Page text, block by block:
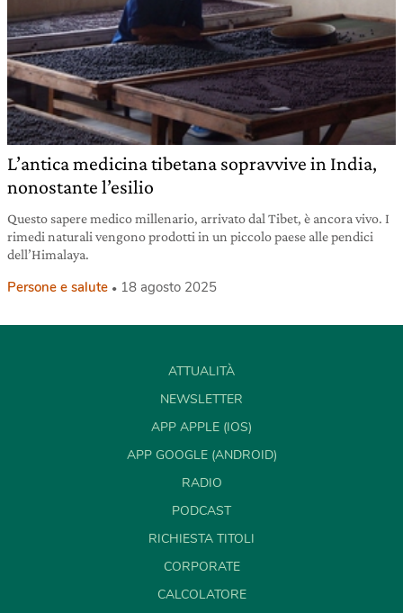
L’antica medicina tibetana sopravvive in India,
nonostante l’esilio
Questo sapere medico millenario, arrivato dal Tibet, è ancora vivo. I
rimedi naturali vengono prodotti in un piccolo paese alle pendici
dell’Himalaya.
Persone e salute 18 agosto 2025
ATTUALITÀ
NEWSLETTER
APP APPLE (IOS)
APP GOOGLE (ANDROID)
RADIO
PODCAST
RICHIESTA TITOLI
CORPORATE
CALCOLATORE